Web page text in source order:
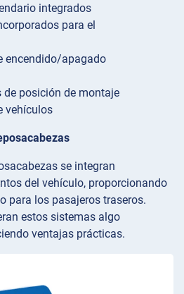
integrados
para el
encendido/apagado
posición de montaje
vehículos
se integran
del vehículo, proporcionando
para los pasajeros traseros.
estos sistemas algo
ventajas prácticas.